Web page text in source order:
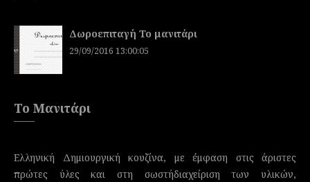
Δωροεπιταγή To μανιτάρι
29/09/2016 13:00:05
Το Μανιτάρι
Ελληνική Δημιουργική κουζίνα, με έμφαση στις άριστες
πρώτες ύλες και στη σωστήδιαχείριση των υλικών,